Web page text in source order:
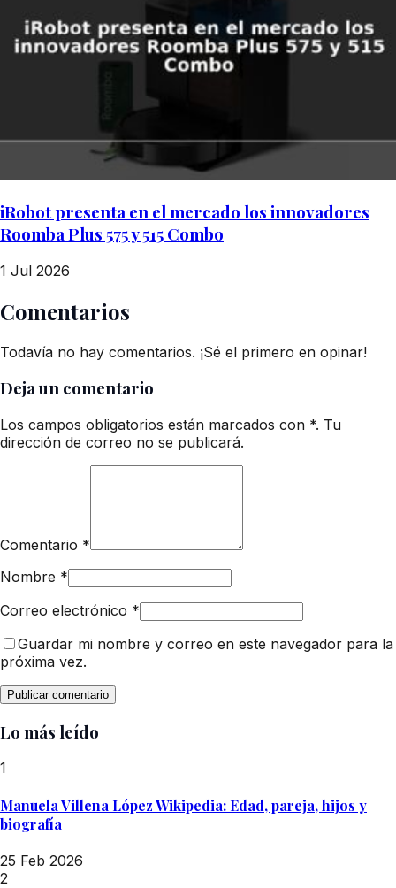
iRobot presenta en el mercado los innovadores
Roomba Plus 575 y 515 Combo
1 Jul 2026
Comentarios
Todavía no hay comentarios. ¡Sé el primero en opinar!
Deja un comentario
Los campos obligatorios están marcados con *. Tu
dirección de correo no se publicará.
Comentario *
Nombre *
Correo electrónico *
Guardar mi nombre y correo en este navegador para la
próxima vez.
Lo más leído
1
Manuela Villena López Wikipedia: Edad, pareja, hijos y
biografía
25 Feb 2026
2